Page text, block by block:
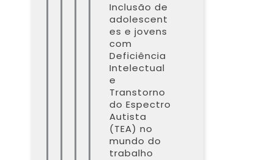
Inclusão de
adolescent
es e jovens
com
Deficiência
Intelectual
e
Transtorno
do Espectro
Autista
(TEA) no
mundo do
trabalho